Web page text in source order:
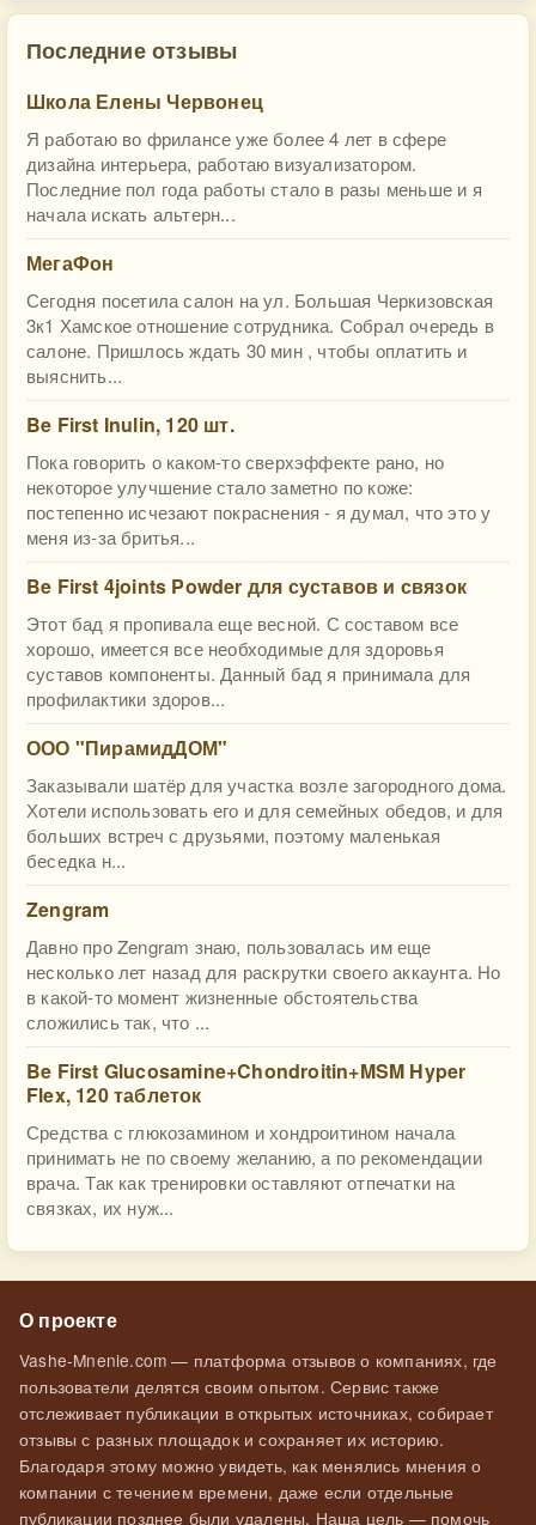
Последние отзывы
Школа Елены Червонец
Я работаю во фрилансе уже более 4 лет в сфере
дизайна интерьера, работаю визуализатором.
Последние пол года работы стало в разы меньше и я
начала искать альтерн...
МегаФон
Сегодня посетила салон на ул. Большая Черкизовская
3к1 Хамское отношение сотрудника. Собрал очередь в
салоне. Пришлось ждать 30 мин , чтобы оплатить и
выяснить...
Be First Inulin, 120 шт.
Пока говорить о каком-то сверхэффекте рано, но
некоторое улучшение стало заметно по коже:
постепенно исчезают покраснения - я думал, что это у
меня из-за бритья...
Be First 4joints Powder для суставов и связок
Этот бад я пропивала еще весной. С составом все
хорошо, имеется все необходимые для здоровья
суставов компоненты. Данный бад я принимала для
профилактики здоров...
ООО "ПирамидДОМ"
Заказывали шатёр для участка возле загородного дома.
Хотели использовать его и для семейных обедов, и для
больших встреч с друзьями, поэтому маленькая
беседка н...
Zengram
Давно про Zengram знаю, пользовалась им еще
несколько лет назад для раскрутки своего аккаунта. Но
в какой-то момент жизненные обстоятельства
сложились так, что ...
Be First Glucosamine+Chondroitin+MSM Hyper
Flex, 120 таблеток
Средства с глюкозамином и хондроитином начала
принимать не по своему желанию, а по рекомендации
врача. Так как тренировки оставляют отпечатки на
связках, их нуж...
О проекте
Vashe-Mnenie.com — платформа отзывов о компаниях, где
пользователи делятся своим опытом. Сервис также
отслеживает публикации в открытых источниках, собирает
отзывы с разных площадок и сохраняет их историю.
Благодаря этому можно увидеть, как менялись мнения о
компании с течением времени, даже если отдельные
публикации позднее были удалены. Наша цель — помочь